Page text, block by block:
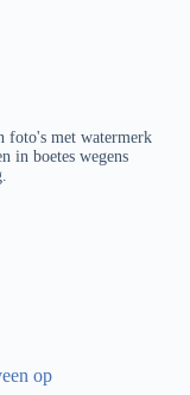
foto's met watermerk
in boetes wegens
op